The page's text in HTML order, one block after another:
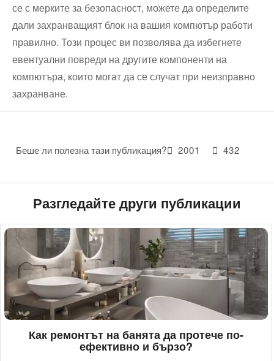
се с мерките за безопасност, можете да определите
дали захранващият блок на вашия компютър работи
правилно. Този процес ви позволява да избегнете
евентуални повреди на другите компоненти на
компютъра, които могат да се случат при неизправно
захранване.
Беше ли полезна тази публикация? 2001 432
Разгледайте други публикации
Как ремонтът на банята да протече по-
ефективно и бързо?